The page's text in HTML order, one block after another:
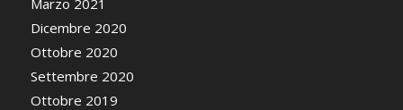
Dicembre 2020
Ottobre 2020
Settembre 2020
Ottobre 2019